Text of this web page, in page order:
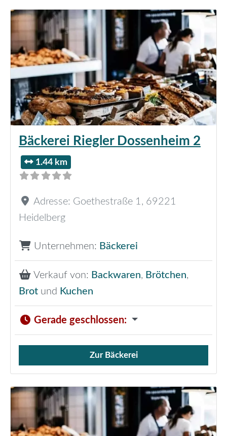
Bäckerei Riegler Dossenheim 2
1.44 km
Adresse: Goethestraße 1 , 69221
Heidelberg
Unternehmen: Bäckerei
Verkauf von: Backwaren, Brötchen,
Brot und Kuchen
Gerade geschlossen:
Verkauf von Brötchen,
Zur Bäckerei